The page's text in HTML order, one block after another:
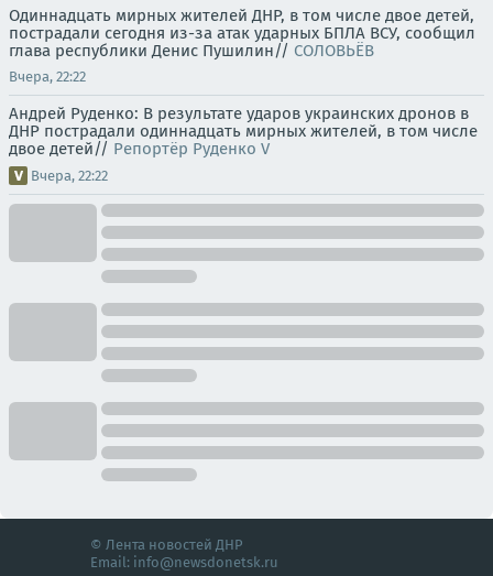
Одиннадцать мирных жителей ДНР, в том числе двое детей,
пострадали сегодня из-за атак ударных БПЛА ВСУ, сообщил
глава республики Денис Пушилин// СОЛОВЬЁВ
Вчера, 22:22
Андрей Руденко: В результате ударов украинских дронов в
ДНР пострадали одиннадцать мирных жителей, в том числе
двое детей// Репортёр Руденко V
Вчера, 22:22
© Лента новостей ДНР
Email: info@newsdonetsk.ru